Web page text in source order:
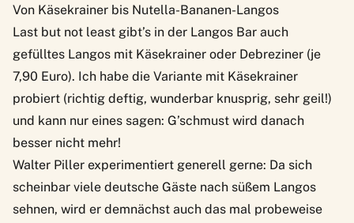
Von Käsekrainer bis Nutella-Bananen-Langos
Last but not least gibt’s in der Langos Bar auch
gefülltes Langos mit Käsekrainer oder Debreziner (je
7,90 Euro). Ich habe die Variante mit Käsekrainer
probiert (richtig deftig, wunderbar knusprig, sehr geil!)
und kann nur eines sagen: G’schmust wird danach
besser nicht mehr!
Walter Piller experimentiert generell gerne: Da sich
scheinbar viele deutsche Gäste nach süßem Langos
sehnen, wird er demnächst auch das mal probeweise